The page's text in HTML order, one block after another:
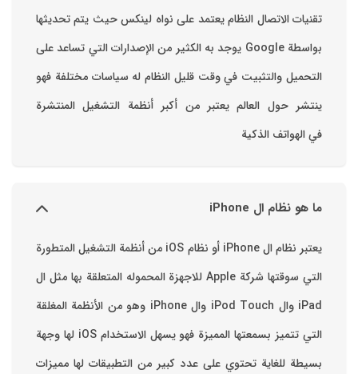
تقنيات الاتصال ‏النظام يعتمد على نواه لينكس حيث يتم تحديثها
بواسطة ‫Google‬ ‏يوجد به الكثير من الإصدارات التي تساعد على
التحميل والتثبيت في وقت قليل ‏النظام له سياسات مختلفة فهو
ينتشر حول العالم يعتبر من أكبر أنظمة التشغيل المنتشرة
في الهواتف الذكية
ما هو نظام ال iPhone
يعتبر نظام ال iPhone أو نظام iOS من أنظمة التشغيل المتطورة
التي سوقتها شركة Apple للاجهزة المحموله المتعلقة بها مثل ال
iPad وال iPod Touch وال iPhone وهو من الأنظمة المغلقة
التي تتميز بسمعتها المميزة فهو يسهل الاستخدام ‏iOS لها وجهة
بسيطة للغاية تحتوي على عدد كبير من التطبيقات لها مميزات